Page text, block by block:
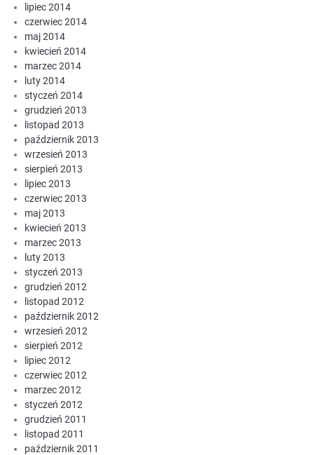
lipiec 2014
czerwiec 2014
maj 2014
kwiecień 2014
marzec 2014
luty 2014
styczeń 2014
grudzień 2013
listopad 2013
październik 2013
wrzesień 2013
sierpień 2013
lipiec 2013
czerwiec 2013
maj 2013
kwiecień 2013
marzec 2013
luty 2013
styczeń 2013
grudzień 2012
listopad 2012
październik 2012
wrzesień 2012
sierpień 2012
lipiec 2012
czerwiec 2012
marzec 2012
styczeń 2012
grudzień 2011
listopad 2011
październik 2011